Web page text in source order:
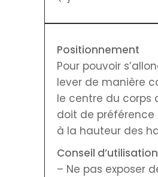
Positionnement
Pour pouvoir
lever de manière
le centre du corps
doit de préférence
à la hauteur des
Conseil d’utilisation
– Ne pas exposer